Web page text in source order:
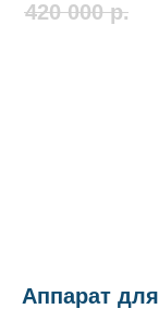
420 000 р.
Аппарат для